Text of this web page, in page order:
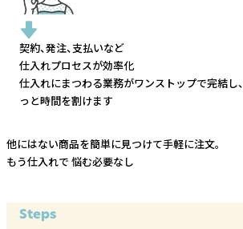
契約、発注、支払いなど
仕入れプロセスが効率化
仕入れにまつわる業務がワンストップで完結し、
っと時間を割けます
他にはない商品を簡単に見つけて手軽に注文。
もう仕入れで 悩む必要なし
Steps